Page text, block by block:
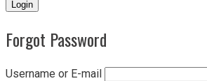
Forgot Password
Username or E-mail